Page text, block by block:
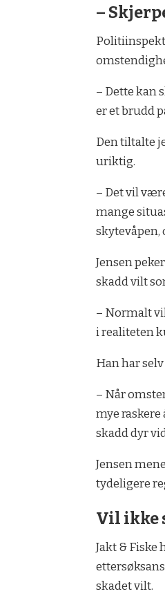
–
– Dette kan
er et brudd
Den tiltalte
uriktig.
– Det vil
mange
skytevåpen,
Jensen
skadd vilt
– Normalt
i realiteten
Han har
– Når
mye
skadd dyr
Jensen
tydeligere
Vil ikke
Jakt &
skadet vilt.